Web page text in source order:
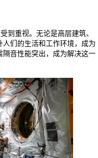
到重视。无论是高层建筑、
们的生活和工作环境，成为
隔音性能突出，成为解决这一